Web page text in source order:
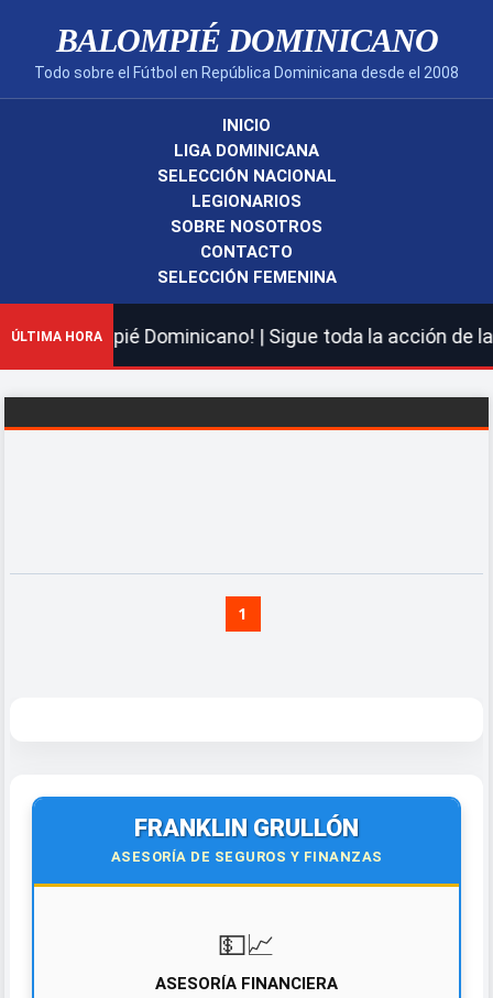
BALOMPIÉ DOMINICANO
Todo sobre el Fútbol en República Dominicana desde el 2008
INICIO
LIGA DOMINICANA
SELECCIÓN NACIONAL
LEGIONARIOS
SOBRE NOSOTROS
CONTACTO
SELECCIÓN FEMENINA
ÚLTIMA HORA
Balompié Dominicano! | Sigue toda la acción de la
1
FRANKLIN GRULLÓN
ASESORÍA DE SEGUROS Y FINANZAS
💵📈
ASESORÍA FINANCIERA